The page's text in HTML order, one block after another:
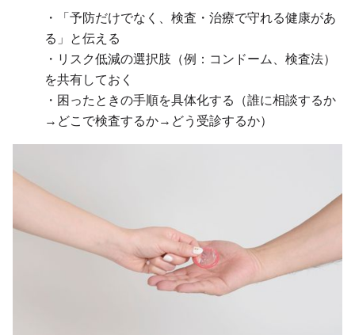
・「予防だけでなく、検査・治療で守れる健康があ
る」と伝える
・リスク低減の選択肢（例：コンドーム、検査法）
を共有しておく
・困ったときの手順を具体化する（誰に相談するか
→どこで検査するか→どう受診するか）